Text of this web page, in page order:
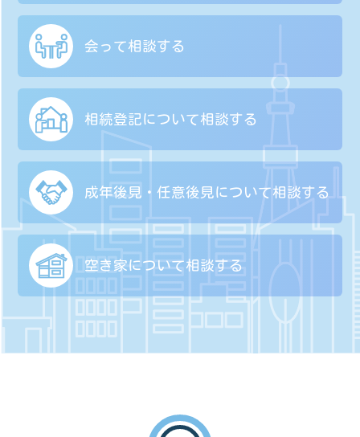
会って相談する
相続登記について相談する
成年後見・任意後見について相談する
空き家について相談する